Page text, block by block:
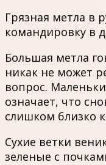
Грязная метла в
командировку в
Большая метла
никак не может
вопрос.
означает, что
слишком близко
Сухие ветки
зеленые с